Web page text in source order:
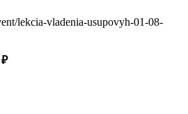
lekcia-vladenia-usupovyh-01-08-
₽